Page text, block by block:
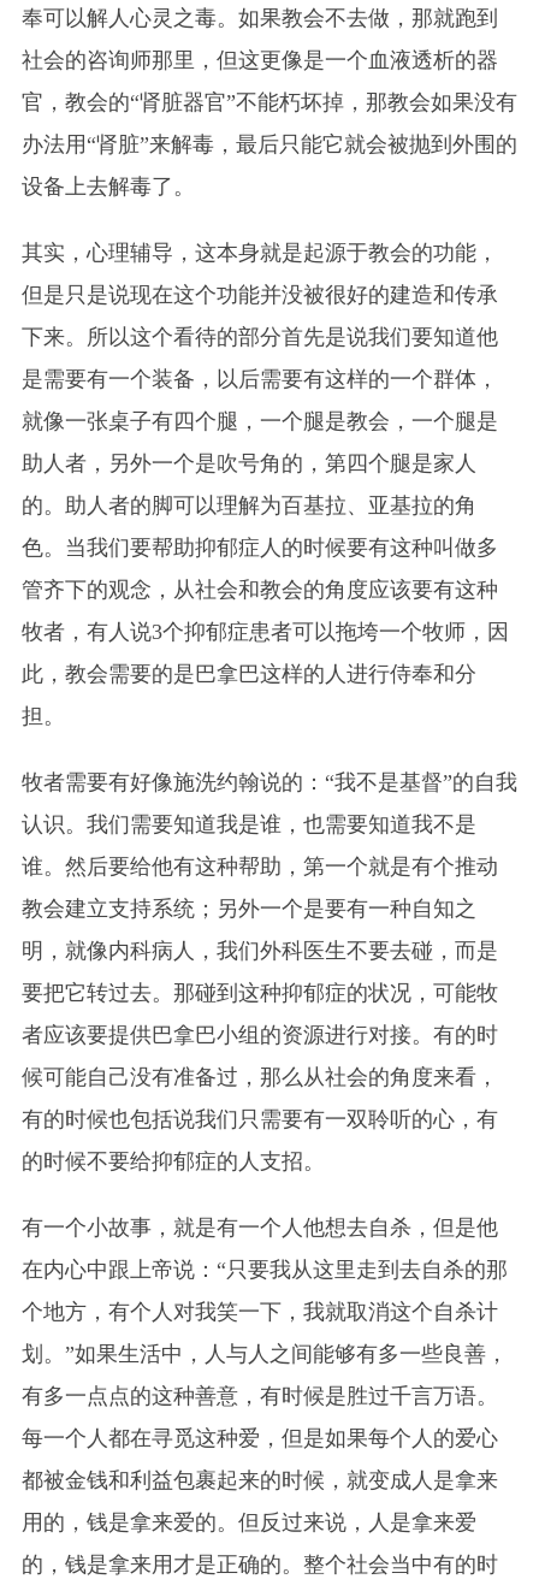
奉可以解人心灵之毒。如果教会不去做，那就跑到
社会的咨询师那里，但这更像是一个血液透析的器
官，教会的“肾脏器官”不能朽坏掉，那教会如果没有
办法用“肾脏”来解毒，最后只能它就会被抛到外围的
设备上去解毒了。
其实，心理辅导，这本身就是起源于教会的功能，
但是只是说现在这个功能并没被很好的建造和传承
下来。所以这个看待的部分首先是说我们要知道他
是需要有一个装备，以后需要有这样的一个群体，
就像一张桌子有四个腿，一个腿是教会，一个腿是
助人者，另外一个是吹号角的，第四个腿是家人
的。助人者的脚可以理解为百基拉、亚基拉的角
色。当我们要帮助抑郁症人的时候要有这种叫做多
管齐下的观念，从社会和教会的角度应该要有这种
牧者，有人说3个抑郁症患者可以拖垮一个牧师，因
此，教会需要的是巴拿巴这样的人进行侍奉和分
担。
牧者需要有好像施洗约翰说的：“我不是基督”的自我
认识。我们需要知道我是谁，也需要知道我不是
谁。然后要给他有这种帮助，第一个就是有个推动
教会建立支持系统；另外一个是要有一种自知之
明，就像内科病人，我们外科医生不要去碰，而是
要把它转过去。那碰到这种抑郁症的状况，可能牧
者应该要提供巴拿巴小组的资源进行对接。有的时
候可能自己没有准备过，那么从社会的角度来看，
有的时候也包括说我们只需要有一双聆听的心，有
的时候不要给抑郁症的人支招。
有一个小故事，就是有一个人他想去自杀，但是他
在内心中跟上帝说：“只要我从这里走到去自杀的那
个地方，有个人对我笑一下，我就取消这个自杀计
划。”如果生活中，人与人之间能够有多一些良善，
有多一点点的这种善意，有时候是胜过千言万语。
每一个人都在寻觅这种爱，但是如果每个人的爱心
都被金钱和利益包裹起来的时候，就变成人是拿来
用的，钱是拿来爱的。但反过来说，人是拿来爱
的，钱是拿来用才是正确的。整个社会当中有的时